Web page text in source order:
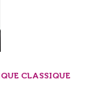
CLASSIQUE